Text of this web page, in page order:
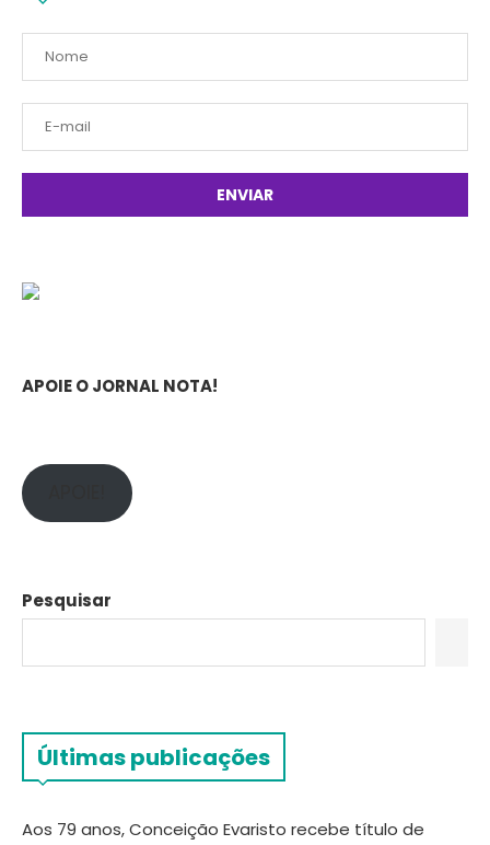
APOIE O JORNAL NOTA!
Pesquisar
Últimas publicações
Aos 79 anos, Conceição Evaristo recebe título de